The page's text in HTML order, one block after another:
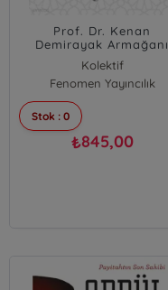
Prof. Dr. Kenan
Demirayak Armağanı
Kolektif
Fenomen Yayıncılık
Stok : 0
₺845,00